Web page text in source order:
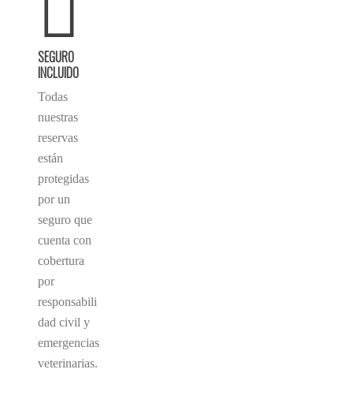
SEGURO
INCLUIDO
Todas
nuestras
reservas
están
protegidas
por un
seguro que
cuenta con
cobertura
por
responsabili
dad civil y
emergencias
veterinarias.